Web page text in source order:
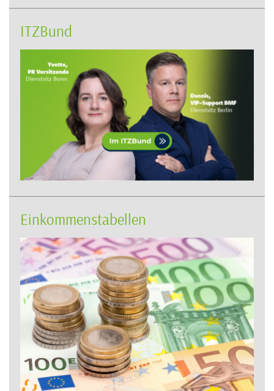
ITZBund
Einkommenstabellen